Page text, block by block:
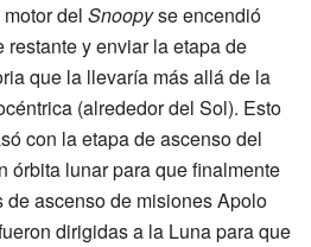
motor del Snoopyse encendió
y enviar la etapa de
que la llevaría más allá de la
(alrededor del Sol). Esto
con la etapa de ascenso del
órbita lunar para que finalmente
de ascenso de misiones Apolo
dirigidas a la Luna para que